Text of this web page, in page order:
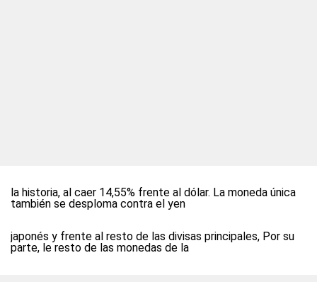
la historia, al caer 14,55% frente al dólar. La moneda única
también se desploma contra el yen
japonés y frente al resto de las divisas principales, Por su
parte, le resto de las monedas de la